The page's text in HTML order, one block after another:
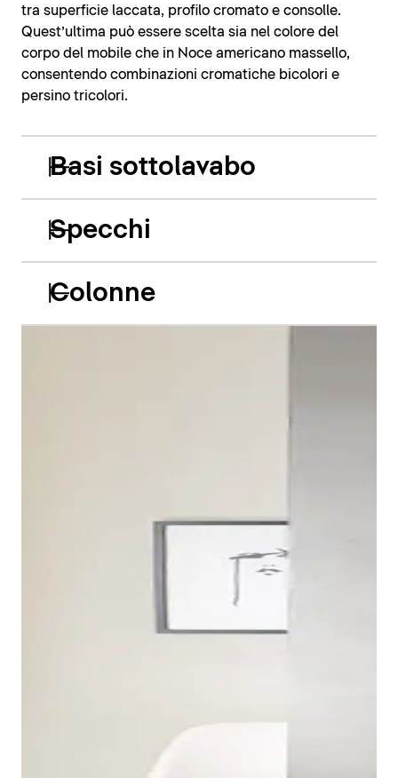
tra superficie laccata, profilo cromato e consolle.
Quest’ultima può essere scelta sia nel colore del
corpo del mobile che in Noce americano massello,
consentendo combinazioni cromatiche bicolori e
persino tricolori.
Basi sottolavabo
Specchi
Colonne